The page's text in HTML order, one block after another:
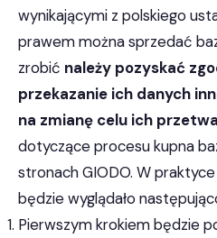
wynikającymi z polskiego
prawem można sprzedać
zrobić należy pozyskać
przekazanie ich danych
na zmianę celu ich
dotyczące procesu kupna
stronach GIODO. W
będzie wyglądało
Pierwszym krokiem będzie